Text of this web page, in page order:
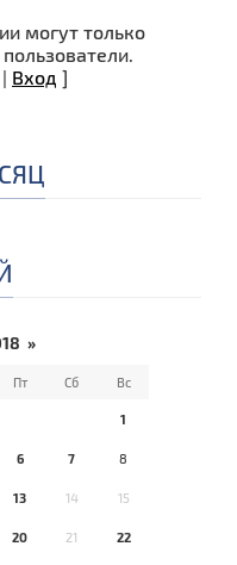
могут только
| Вход ]
»
Пт Сб Вс
1
6 7 8
13 14 15
20 21 22